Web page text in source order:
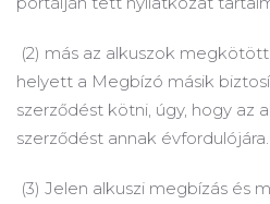
(2) más az alkuszok
helyett a Megbízó másik
szerződést kötni, úgy, hogy az
szerződést annak évfordulójára.
(3) Jelen alkuszi megbízás és